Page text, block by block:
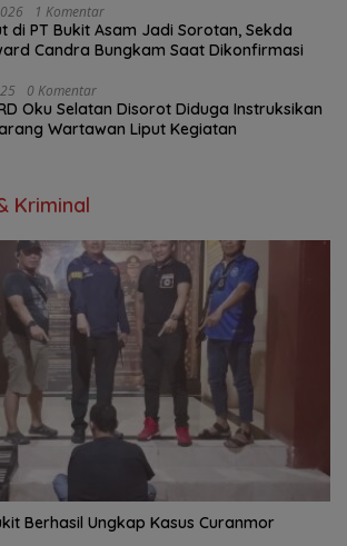
1 Komentar
di PT Bukit Asam Jadi Sorotan, Sekda
Candra Bungkam Saat Dikonfirmasi
0 Komentar
Oku Selatan Disorot Diduga Instruksikan
Wartawan Liput Kegiatan
Kriminal
Berhasil Ungkap Kasus Curanmor